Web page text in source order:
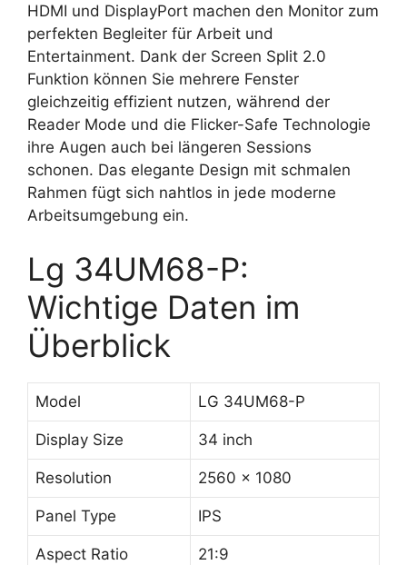
HDMI und DisplayPort machen den Monitor zum
perfekten Begleiter für Arbeit und
Entertainment. Dank der Screen Split 2.0
Funktion können Sie mehrere Fenster
gleichzeitig effizient nutzen, während der
Reader Mode und die Flicker-Safe Technologie
ihre Augen auch bei längeren Sessions
schonen. Das elegante Design mit schmalen
Rahmen fügt sich nahtlos in jede moderne
Arbeitsumgebung ein.
Lg 34UM68-P:
Wichtige Daten im
Überblick
Model LG 34UM68-P
Display Size 34 inch
Resolution 2560 x 1080
Panel Type IPS
Aspect Ratio 21:9